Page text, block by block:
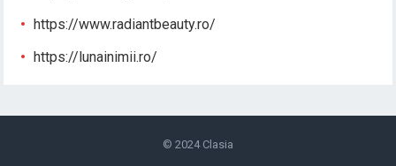
https://www.radiantbeauty.ro/
https://lunainimii.ro/
© 2024 Clasia